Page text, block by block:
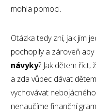
mohla pomoci.
Otázka tedy zní, jak jim
pochopily a zároveň
návyky? Jak dětem říct,
a zda vůbec dávat
vychovávat
nenaučíme finanční